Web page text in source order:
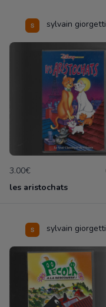
sylvain giorgetti
3.00€
les aristochats
sylvain giorgetti